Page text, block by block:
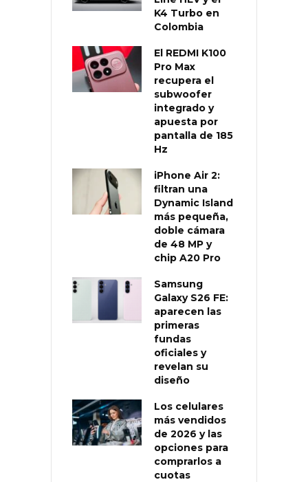
K4 Turbo en
Colombia
El REDMI K100
Pro Max
recupera el
subwoofer
integrado y
apuesta por
pantalla de 185
Hz
iPhone Air 2:
filtran una
Dynamic Island
más pequeña,
doble cámara
de 48 MP y
chip A20 Pro
Samsung
Galaxy S26 FE:
aparecen las
primeras
fundas
oficiales y
revelan su
diseño
Los celulares
más vendidos
de 2026 y las
opciones para
comprarlos a
cuotas